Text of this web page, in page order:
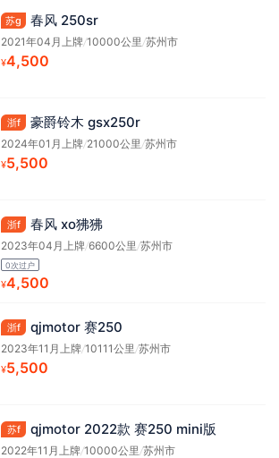
苏g 春风 250sr
2021年04月上牌/10000公里 /苏州市
¥4,500
浙f 豪爵铃木 gsx250r
2024年01月上牌/21000公里 /苏州市
¥5,500
浙f 春风 xo狒狒
2023年04月上牌/6600公里 /苏州市
0次过户
¥4,500
浙f qjmotor 赛250
2023年11月上牌/10111公里 /苏州市
¥5,500
苏f qjmotor 2022款 赛250 mini版
2022年11月上牌/10000公里 /苏州市